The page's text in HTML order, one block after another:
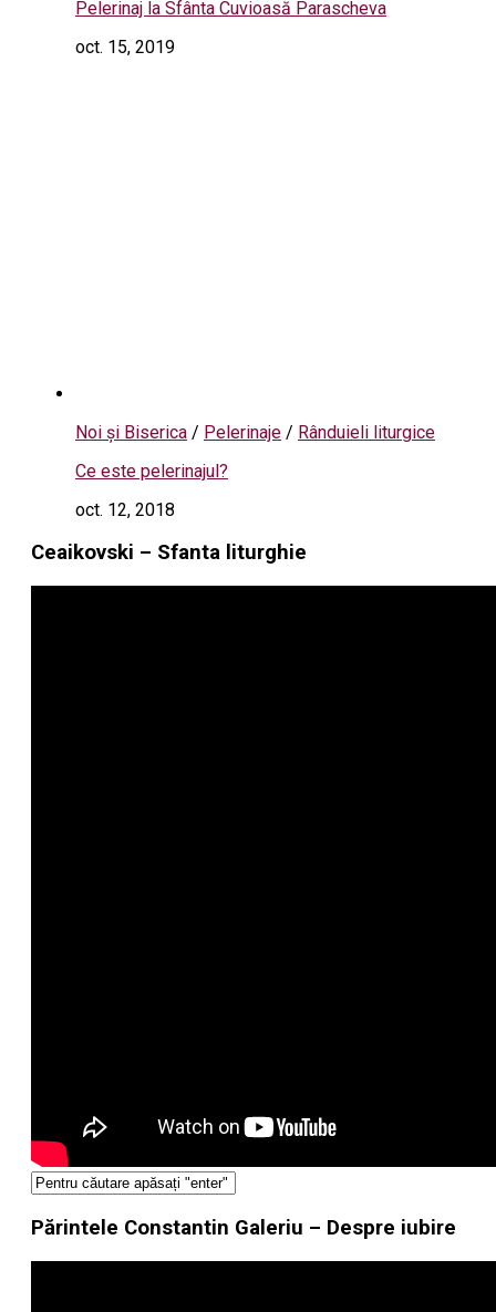
Pelerinaj la Sfânta Cuvioasă Parascheva
oct. 15, 2019
Noi și Biserica / Pelerinaje / Rânduieli liturgice
Ce este pelerinajul?
oct. 12, 2018
Ceaikovski – Sfanta liturghie
Părintele Constantin Galeriu – Despre iubire